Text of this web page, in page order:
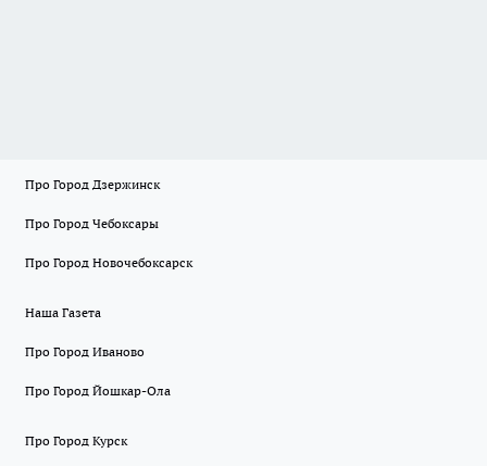
Про Город Дзержинск
Про Город Чебоксары
Про Город Новочебоксарск
Наша Газета
Про Город Иваново
Про Город Йошкар-Ола
Про Город Курск